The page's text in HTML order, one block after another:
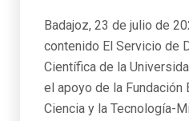
Badajoz, 23 de julio de
contenido El Servicio de
Científica de la
el apoyo de la Fundación
Ciencia y la Tecnología-